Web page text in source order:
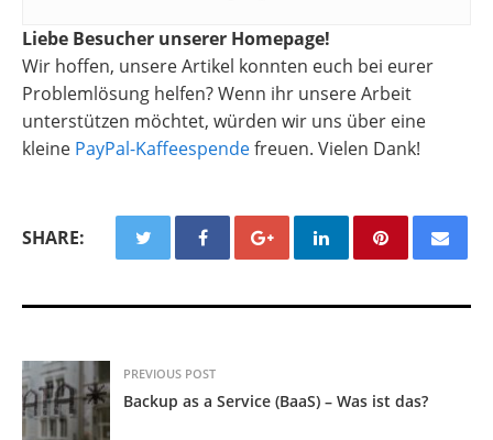
Liebe Besucher unserer Homepage!
Wir hoffen, unsere Artikel konnten euch bei eurer
Problemlösung helfen? Wenn ihr unsere Arbeit
unterstützen möchtet, würden wir uns über eine
kleine PayPal-Kaffeespendefreuen. Vielen Dank!
SHARE:
PREVIOUS POST
Backup as a Service (BaaS) – Was ist das?